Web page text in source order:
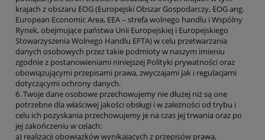
krajach z obszaru EOG (Europejski Obszar Gospodarczy, EOG ang.
European Economic Area, EEA – strefa wolnego handlu i Wspólny
Rynek, obejmujące państwa Unii Europejskiej i Europejskiego
Stowarzyszenia Wolnego Handlu EFTA) w celu przetwarzania
danych osobowych przez takie podmioty w naszym imieniu
zgodnie z postanowieniami niniejszej Polityki prywatności oraz
obowiązującymi przepisami prawa, zwyczajami jak i regulacjami
dotyczącymi ochrony danych.
6. Twoje dane osobowe przechowujemy nie dłużej niż są one
potrzebne dla właściwej jakości obsługi i w zależności od trybu i
celu ich pozyskania przechowujemy je na czas jej trwania oraz po
jej zakończeniu w celach:
a) realizacji obowiązków wynikających z przepisów prawa,